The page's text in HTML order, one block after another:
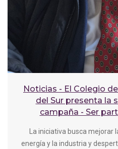
Noticias - El Colegio
del Sur presenta la
campaña - Ser
La iniciativa busca mejorar
energía y la industria y